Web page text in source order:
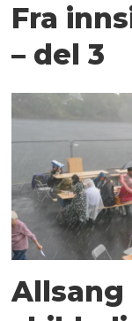
Fra
– del 3
Allsang